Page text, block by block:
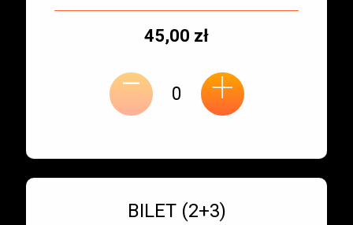
biletu:
Typ
Cena
45,00 zł
- +
Bilet numer 4
Typ
BILET (2+3)